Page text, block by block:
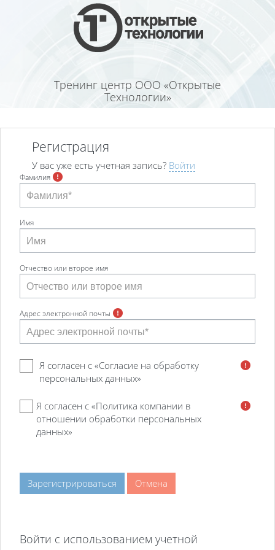
Перейти к основному содержанию
Тренинг центр ООО «Открытые
Технологии»
Регистрация
У вас уже есть учетная запись? Войти
Фамилия
Имя
Отчество или второе имя
Адрес электронной почты
Я согласен с «Согласие на обработку
персональных данных»
Я согласен с «Политика компании в
отношении обработки персональных
данных»
Войти с использованием учетной